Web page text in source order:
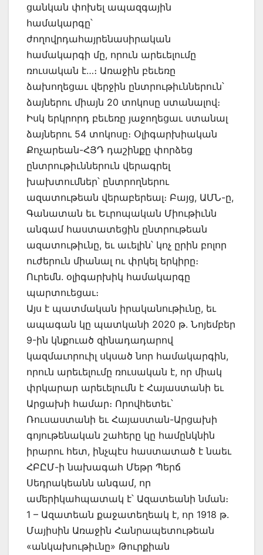
ցանկան փոխել ապազգային
համակարգը՝
ժողովրդահայրենասիրական
համակարգի մը, որուն արեւելումը
ռուսական է…։ Առաջին բեւեռը
ձախողեցաւ վերջին ընտրութիւններուն՝
ձայներու միայն 20 տոկոսը ստանալով։
Իսկ երկրորդ բեւեռը յաջողեցաւ ստանալ
ձայներու 54 տոկոսը։ Օլիգարխիական
Քոչարեան-ՀՅԴ դաշինքը փորձեց
ընտրութիւններուն վերագրել
խախտումներ՝ ընտրողներու
ազատութեան վերաբերեալ։ Բայց, ԱՄՆ-ը,
Գանատան եւ Եւրոպական Միութիւնն
անգամ հաստատեցին ընտրութեան
ազատութիւնը, եւ աւելին՝ կոչ ըրին բոլոր
ուժերուն միանալ ու փրկել երկիրը։
Ուրեմն. օլիգարխիկ համակարգը
պարտուեցաւ։
Այս է պատմական իրականութիւնը, եւ
ապագան կը պատկանի 2020 թ. Նոյեմբեր
9-ին կնքուած զինադադարով
կազմաւորուիլ սկսած նոր համակարգին,
որուն արեւելումը ռուսական է, որ միակ
փրկարար արեւելումն է Հայաստանի եւ
Արցախի համար։ Որովհետեւ՝
Ռուսաստանի եւ Հայաստան-Արցախի
գոյութենական շահերը կը համընկնին
իրարու հետ, ինչպէս հաստատած է նաեւ
ՀԲԸՄ-ի նախագահ Մեթր Պերճ
Սեդրակեանն անգամ, որ
ամերիկահպատակ է՝ Ազատեանի նման։
1 – Ազատեան քաջատեղեակ է, որ 1918 թ.
Մայիսին Առաջին Հանրապետութեան
«անկախութիւնը» Թուրքիան